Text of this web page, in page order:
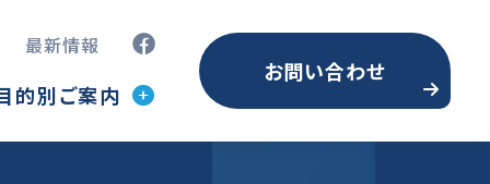
最新情報
的別ご案内
お問い合わせ